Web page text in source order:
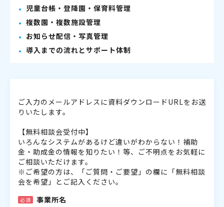
児童台帳・登降園・保育料管理
複数園・複数施設管理
お知らせ配信・写真管理
導入までの流れとサポート体制
ご入力のメールアドレスに資料ダウンロードURLをお送
りいたします。
【無料相談会受付中】
いろんなシステムがあるけど違いがわからない！補助
金・助成金の情報を知りたい！等、ご不明点をお気軽に
ご相談いただけます。
※ご希望の方は、「ご質問・ご要望」の欄に「無料相談
会を希望」とご記入ください。
必須 事業所名